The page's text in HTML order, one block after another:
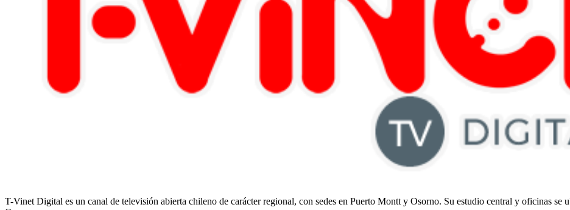
T-Vinet Digital es un canal de televisión abierta chileno de carácter regional, con sedes en Puerto Montt y Osorno. Su estudio central y oficinas